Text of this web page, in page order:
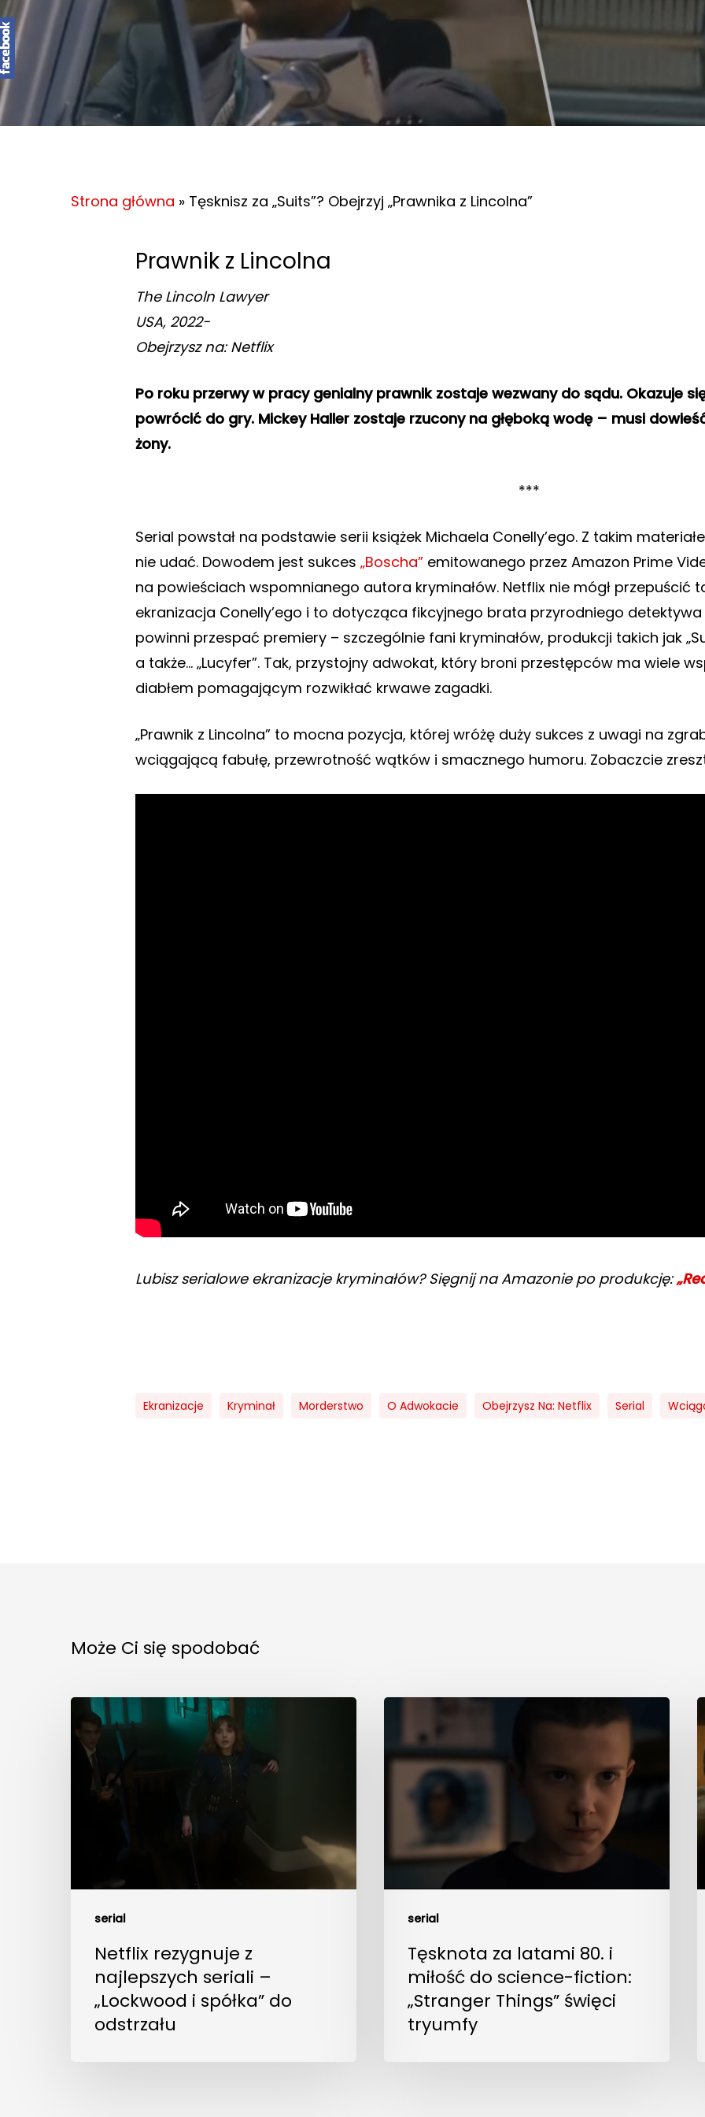
Strona główna » Tęsknisz za „Suits”? Obejrzyj „Prawnika z Lincolna”
Prawnik z Lincolna
The Lincoln Lawyer
USA, 2022-
Obejrzysz na: Netflix
Po roku przerwy w pracy genialny prawnik zostaje wezwany do sądu. Okazuje
powrócić do gry. Mickey Haller zostaje rzucony na głęboką wodę – musi
żony.
***
Serial powstał na podstawie serii książek Michaela Conelly’ego. Z takim
nie udać. Dowodem jest sukces „Boscha” emitowanego przez Amazon Prime
na powieściach wspomnianego autora kryminałów. Netflix nie mógł przepuścić
ekranizacja Conelly’ego i to dotycząca fikcyjnego brata przyrodniego detektywa
powinni przespać premiery – szczególnie fani kryminałów, produkcji takich jak
a także… „Lucyfer”. Tak, przystojny adwokat, który broni przestępców ma wiele
diabłem pomagającym rozwikłać krwawe zagadki.
„Prawnik z Lincolna” to mocna pozycja, której wróżę duży sukces z uwagi na
wciągającą fabułę, przewrotność wątków i smacznego humoru. Zobaczcie
Lubisz serialowe ekranizacje kryminałów? Sięgnij na Amazonie po produkcję:
Ekranizacje Kryminał Morderstwo O Adwokacie Obejrzysz Na: Netflix Serial
Może Ci się spodobać
serial
Netflix rezygnuje z
najlepszych seriali –
„Lockwood i spółka” do
odstrzału
serial
Tęsknota za latami 80. i
miłość do science-fiction:
„Stranger Things” święci
tryumfy